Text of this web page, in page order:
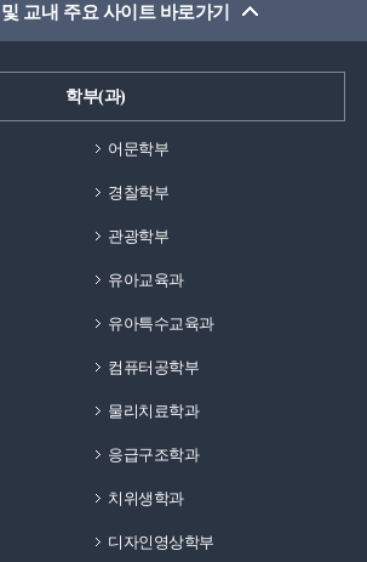
교내 주요 사이트 바로가기
학부(과)
어문학부
경찰학부
관광학부
유아교육과
유아특수교육과
컴퓨터공학부
물리치료학과
응급구조학과
치위생학과
디자인영상학부